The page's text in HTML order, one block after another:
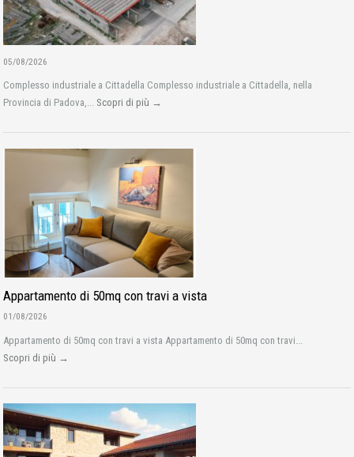
05/08/2026
Complesso industriale a Cittadella Complesso industriale a Cittadella, nella
Provincia di Padova,... Scopri di più →
Appartamento di 50mq con travi a vista
01/08/2026
Appartamento di 50mq con travi a vista Appartamento di 50mq con travi...
Scopri di più →